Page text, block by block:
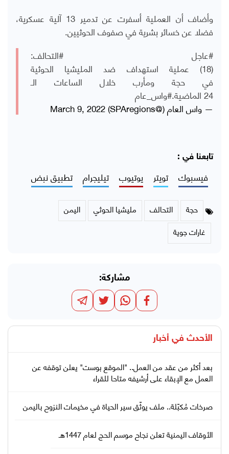
وأضاف أن العملية أسفرت عن تدمير 13 آلية عسكرية،
فضلا عن خسائر بشرية في صفوف الحوثيين.
#عاجل
#التحالف:
(18) عملية استهداف ضد المليشيا الحوثية
في حجة ومأرب خلال الساعات الـ
24 الماضية.
#واس_عام
— واس العام (@SPAregions)
March 9, 2022
تابعنا في :
فيسبوك تويتر يوتيوب تيليجرام تطبيق نبض
حجة التحالف مليشيا الحوثي
اليمن
غارات جوية
مشاركة:
الأحدث في أخبار
بعد أكثر من عقد من العمل.. "الموقع بوست" يعلن توقفه عن
العمل مع الإبقاء على أرشيفه متاحا للقراء
صرخات مُكبّلة.. ملف يوثّق سير الحياة في مخيمات النزوح باليمن
الأوقاف اليمنية تعلن نجاح موسم الحج لعام 1447هـ